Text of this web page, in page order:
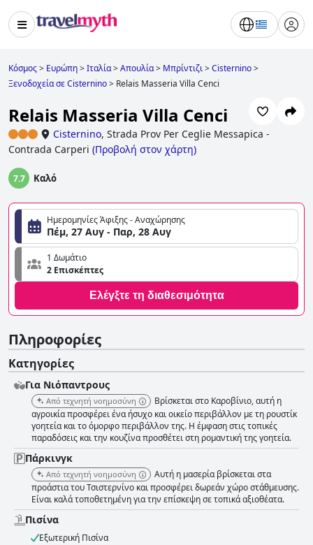
Κόσμος> Ευρώπη>Ιταλία>Απουλία> Μπρίντιζι>Cisternino>
Ξενοδοχεία σε Cisternino> Relais Masseria Villa Cenci
Relais Masseria Villa Cenci
Cisternino, Strada Prov Per Ceglie Messapica -
Contrada Carperi (Προβολή στον χάρτη)
7.7 Καλό
Ημερομηνίες Άφιξης - Αναχώρησης
Πέμ, 27 Αυγ - Παρ, 28 Αυγ
1 Δωμάτιο
2 Επισκέπτες
Ελέγξτε τη διαθεσιμότητα
Πληροφορίες
Κατηγορίες
Για Νιόπαντρους
Από τεχνητή νοημοσύνη
Βρίσκεται στο Καροβίνιο, αυτή η
αγροικία προσφέρει ένα ήσυχο και οικείο περιβάλλον με τη ρουστίκ
γοητεία και το όμορφο περιβάλλον της. Η έμφαση στις τοπικές
παραδόσεις και την κουζίνα προσθέτει στη ρομαντική της γοητεία.
Πάρκινγκ
Από τεχνητή νοημοσύνη
Αυτή η μασερία βρίσκεται στα
προάστια του Τσιστερνίνο και προσφέρει δωρεάν χώρο στάθμευσης.
Είναι καλά τοποθετημένη για την επίσκεψη σε τοπικά αξιοθέατα.
Πισίνα
Εξωτερική Πισίνα